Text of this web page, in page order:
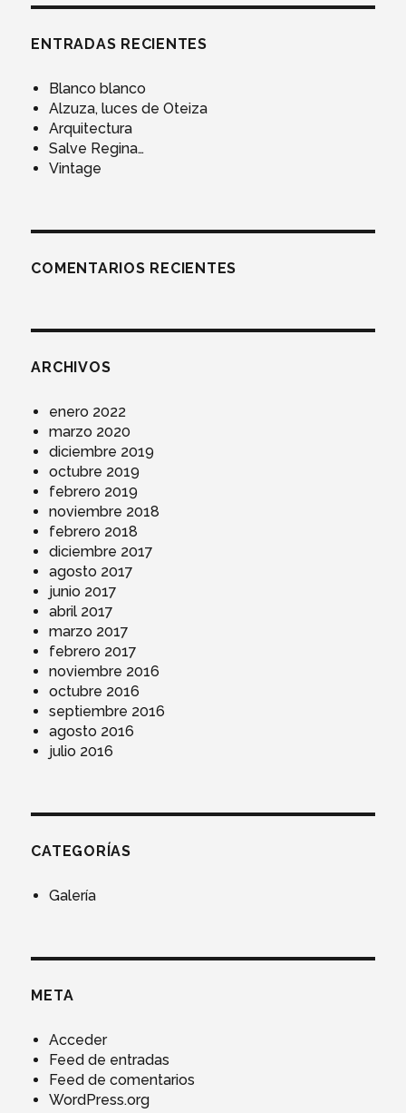
ENTRADAS RECIENTES
Blanco blanco
Alzuza, luces de Oteiza
Arquitectura
Salve Regina…
Vintage
COMENTARIOS RECIENTES
ARCHIVOS
enero 2022
marzo 2020
diciembre 2019
octubre 2019
febrero 2019
noviembre 2018
febrero 2018
diciembre 2017
agosto 2017
junio 2017
abril 2017
marzo 2017
febrero 2017
noviembre 2016
octubre 2016
septiembre 2016
agosto 2016
julio 2016
CATEGORÍAS
Galería
META
Acceder
Feed de entradas
Feed de comentarios
WordPress.org